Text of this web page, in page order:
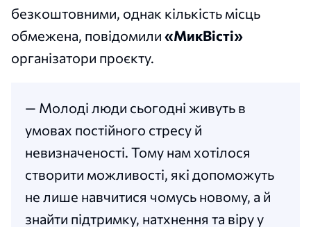
безкоштовними, однак кількість місць
обмежена, повідомили «МикВісті»
організатори проєкту.
— Молоді люди сьогодні живуть в
умовах постійного стресу й
невизначеності. Тому нам хотілося
створити можливості, які допоможуть
не лише навчитися чомусь новому, а й
знайти підтримку, натхнення та віру у